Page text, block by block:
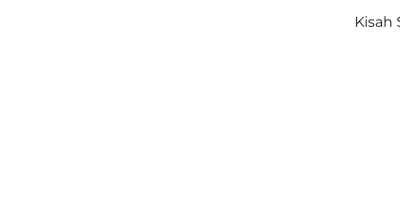
Kisah